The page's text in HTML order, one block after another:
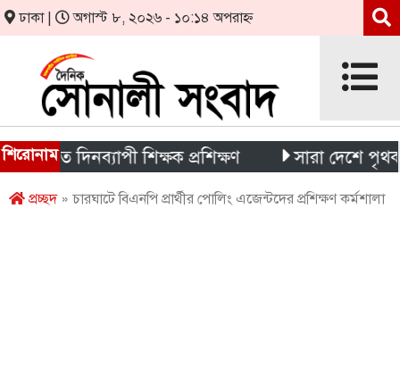
ঢাকা | অগাস্ট ৮, ২০২৬ - ১০:১৪ অপরাহ্ন
শিরোনাম
দিনব্যাপী শিক্ষক প্রশিক্ষণ সারা দেশে পৃথক চার
প্রচ্ছদ» চারঘাটে বিএনপি প্রার্থীর পোলিং এজেন্টদের প্রশিক্ষণ কর্মশালা